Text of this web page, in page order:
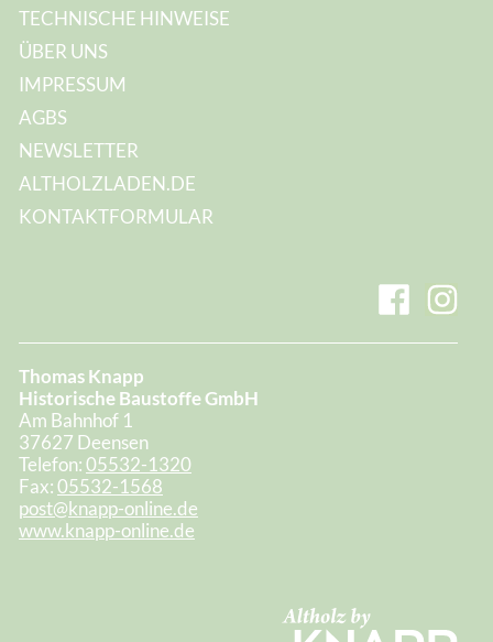
TECHNISCHE HINWEISE
ÜBER UNS
IMPRESSUM
AGBS
NEWSLETTER
ALTHOLZLADEN.DE
KONTAKTFORMULAR
Thomas Knapp
Historische Baustoffe GmbH
Am Bahnhof 1
37627 Deensen
Telefon:05532-1320
Fax:05532-1568
post@knapp-online.de
www.knapp-online.de